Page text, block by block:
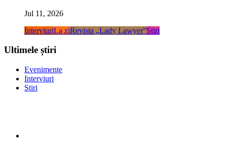
Jul 11, 2026
InterviuriLa ziRevista „Lady Lawyer”Ştiri
Ultimele știri
Evenimente
Interviuri
Ştiri